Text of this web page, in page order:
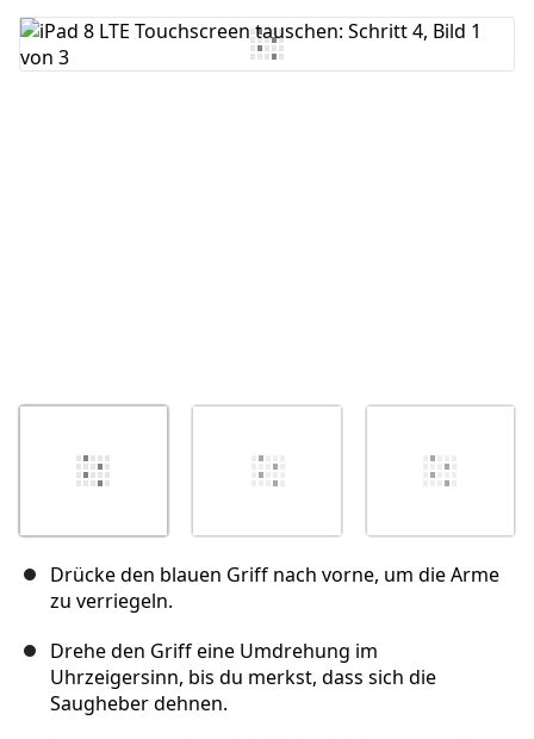
Kommentar hinzufügen
Drücke den blauen Griff nach vorne, um die Arme
zu verriegeln.
Drehe den Griff eine Umdrehung im
Uhrzeigersinn, bis du merkst, dass sich die
Saugheber dehnen.